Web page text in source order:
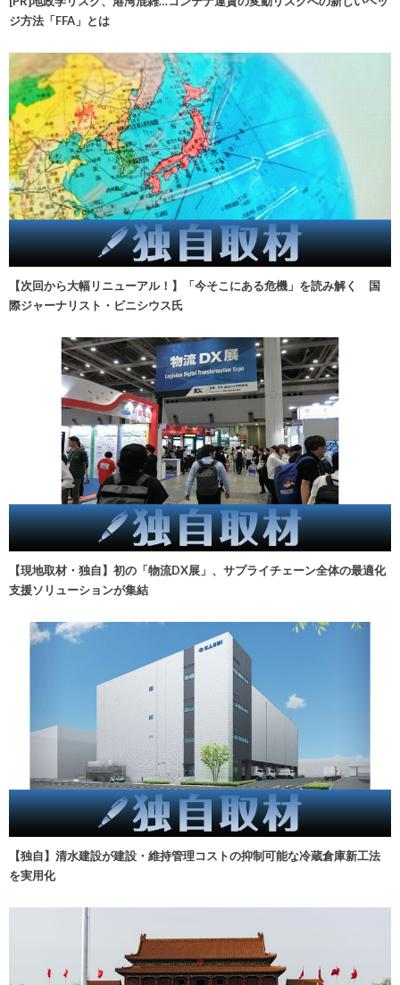
ジ方法「FFA」とは
【次回から大幅リニューアル！】「今そこにある危機」を読み解く 国
際ジャーナリスト・ビニシウス氏
【現地取材・独自】初の「物流DX展」、サプライチェーン全体の最適化
支援ソリューションが集結
【独自】清水建設が建設・維持管理コストの抑制可能な冷蔵倉庫新工法
を実用化